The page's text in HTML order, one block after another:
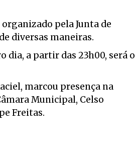
pela Junta de
diversas maneiras.
dia, a partir das 23h00, será o
marcou presença na
Municipal, Celso
Freitas.